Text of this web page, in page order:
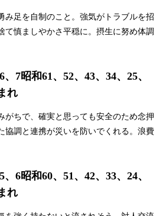
み足を自制のこと。強気がトラブルを招
て慎ましやかさ平穏に。摂生に努め体調
、7昭和61、52、43、34、25、
れ
がちで、確実と思っても安全のため念押
協調と連携が災いを防いでくれる。浪費
6昭和60、51、42、33、24、
れ